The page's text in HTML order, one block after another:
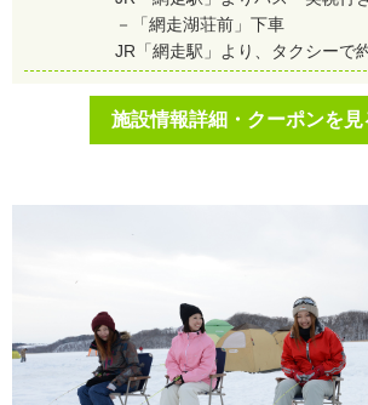
－「網走湖荘前」下車
JR「網走駅」より、タクシーで
施設情報詳細・クーポンを見